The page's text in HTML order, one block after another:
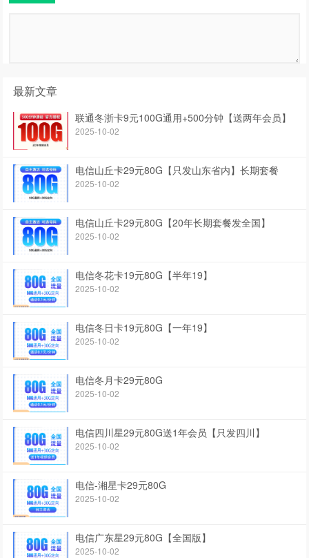
最新文章
联通冬浙卡9元100G通用+500分钟【送两年会员】
2025-10-02
电信山丘卡29元80G【只发山东省内】长期套餐
2025-10-02
电信山丘卡29元80G【20年长期套餐发全国】
2025-10-02
电信冬花卡19元80G【半年19】
2025-10-02
电信冬日卡19元80G【一年19】
2025-10-02
电信冬月卡29元80G
2025-10-02
电信四川星29元80G送1年会员【只发四川】
2025-10-02
电信-湘星卡29元80G
2025-10-02
电信广东星29元80G【全国版】
2025-10-02